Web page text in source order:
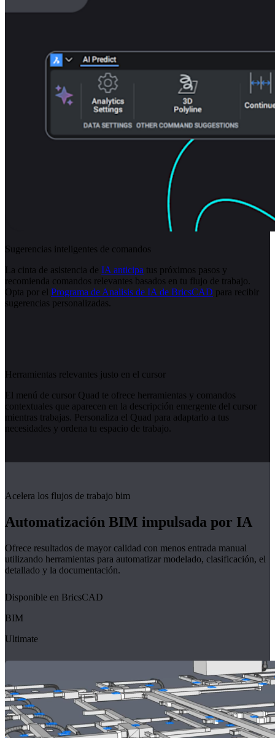
Sugerencias inteligentes de comandos
La cinta de asistencia de IA anticipa tus próximos pasos y
recomienda comandos relevantes basados en tu flujo de trabajo.
Opta por el Programa de Analisis de IA de BricsCAD para recibir
sugerencias personalizadas.
Herramientas relevantes justo en el cursor
El menú de cursor Quad te ofrece herramientas y comandos
contextuales que aparecen en la descripción emergente del cursor
mientras trabajas. Personaliza el Quad para adaptarlo a tus
necesidades y ordena tu espacio de trabajo.
Acelera los flujos de trabajo bim
Automatización BIM impulsada por IA
Ofrece resultados de mayor calidad con menos entrada manual
utilizando herramientas para automatizar modelado, clasificación, el
detallado y la documentación.
Disponible en BricsCAD
BIM
Ultimate